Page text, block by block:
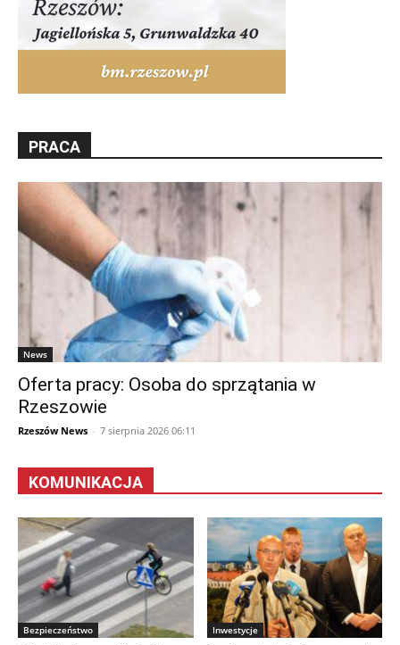
PRACA
News
Oferta pracy: Osoba do sprzątania w
Rzeszowie
Rzeszów News - 7 sierpnia 2026 06:11
KOMUNIKACJA
Bezpieczeństwo Inwestycje